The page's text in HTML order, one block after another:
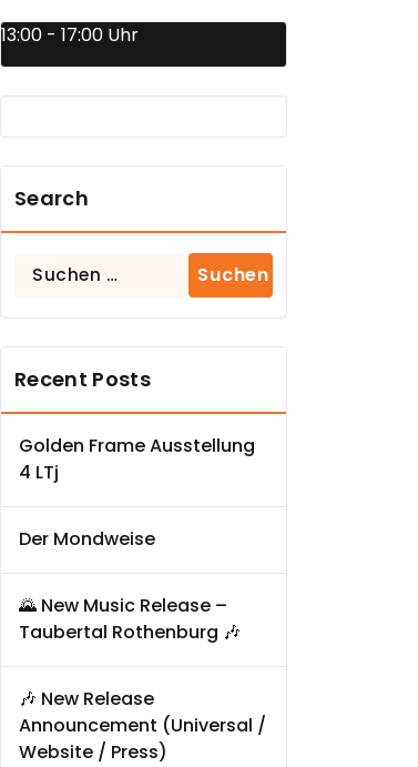
13:00 - 17:00 Uhr
Search
Suchen
Recent Posts
Golden Frame Ausstellung
4 LTj
Der Mondweise
🌄 New Music Release –
Taubertal Rothenburg 🎶
🎶 New Release
Announcement (Universal /
Website / Press)